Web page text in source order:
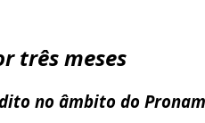
três meses
no âmbito do